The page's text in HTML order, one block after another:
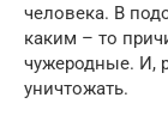
человека. В
каким – то
чужеродные. И,
уничтожать.